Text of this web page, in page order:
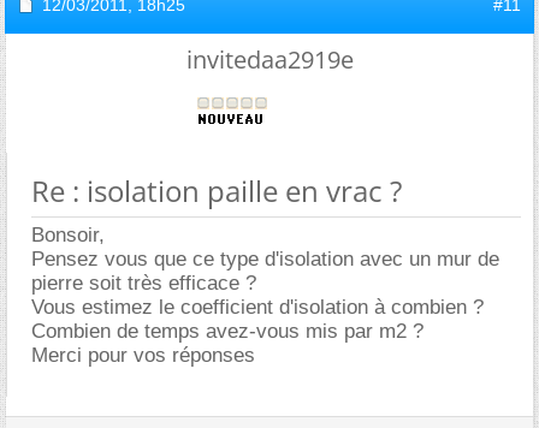
12/03/2011, 18h25 #11
invitedaa2919e
Re : isolation paille en vrac ?
Bonsoir,
Pensez vous que ce type d'isolation avec un mur de
pierre soit très efficace ?
Vous estimez le coefficient d'isolation à combien ?
Combien de temps avez-vous mis par m2 ?
Merci pour vos réponses